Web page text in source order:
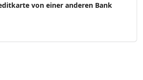
von einer anderen Bank